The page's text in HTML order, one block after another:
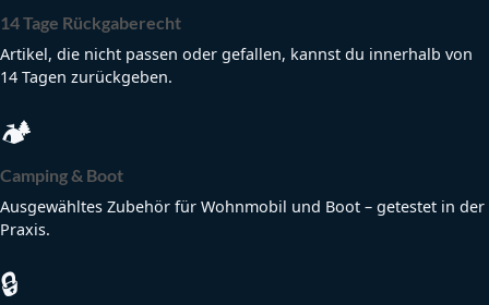
14 Tage Rückgaberecht
Artikel, die nicht passen oder gefallen, kannst du innerhalb von
14 Tagen zurückgeben.
🏕
Camping & Boot
Ausgewähltes Zubehör für Wohnmobil und Boot – getestet in der
Praxis.
🔒